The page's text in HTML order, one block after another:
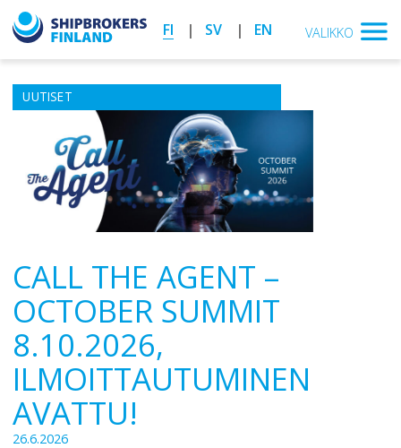
FI SV EN VALIKKO
UUTISET
CALL THE AGENT –
OCTOBER SUMMIT
8.10.2026,
ILMOITTAUTUMINEN
AVATTU!
26.6.2026